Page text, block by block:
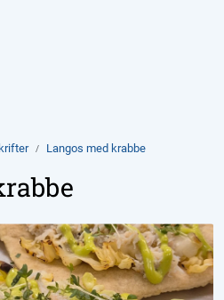
Langos med krabbe